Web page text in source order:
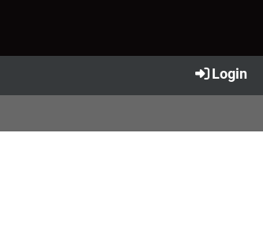
Login